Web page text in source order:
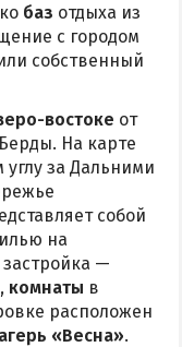
баз отдыха из
с городом
собственный
востоке от
На карте
за Дальними
собой
на
—
, комнаты в
расположен
«Весна».